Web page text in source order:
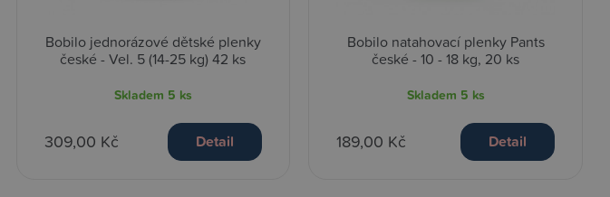
Bobilo jednorázové dětské plenky
české - Vel. 5 (14-25 kg) 42 ks
Skladem 5 ks
309,00 Kč Detail
Bobilo natahovací plenky Pants
české - 10 - 18 kg, 20 ks
Skladem 5 ks
189,00 Kč Detail